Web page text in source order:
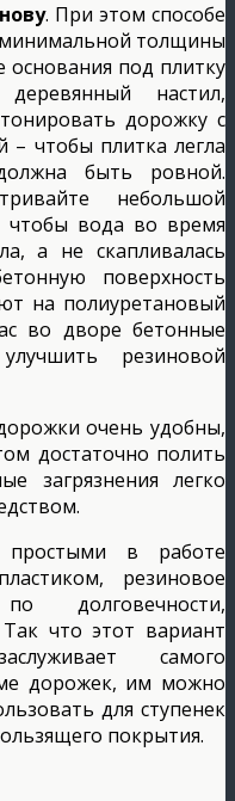
. При этом способе
толщины
основания под плитку
деревянный настил,
дорожку с
– чтобы плитка легла
быть ровной.
небольшой
чтобы вода во время
а не скапливалась
поверхность
на полиуретановый
во дворе бетонные
резиновой
очень удобны,
достаточно полить
загрязнения легко
в работе
резиновое
долговечности,
Так что этот вариант
самого
дорожек, им можно
для ступенек
покрытия.